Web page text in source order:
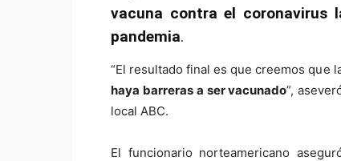
vacuna contra el coronavirus
pandemia.
“El resultado final es que creemos que
haya barreras a ser vacunado”,
local ABC.
El funcionario norteamericano